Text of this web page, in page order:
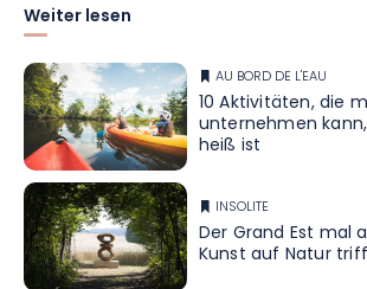
Weiter lesen
AU BORD DE L'EAU
10 Aktivitäten, die
unternehmen
heiß ist
INSOLITE
Der Grand Est mal
Kunst auf Natur